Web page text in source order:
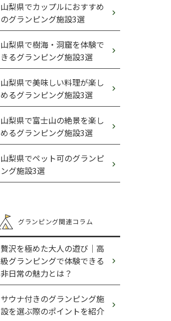
山梨県でカップルにおすすめ
のグランピング施設3選
山梨県で樹海・洞窟を体験で
きるグランピング施設3選
山梨県で美味しい料理が楽し
めるグランピング施設3選
山梨県で富士山の絶景を楽し
めるグランピング施設3選
山梨県でペット可のグランピ
ング施設3選
グランピング関連コラム
贅沢を極めた大人の遊び｜高
級グランピングで体験できる
非日常の魅力とは？
サウナ付きのグランピング施
設を選ぶ際のポイントを紹介